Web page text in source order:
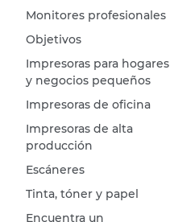
Monitores profesionales
Objetivos
Impresoras para hogares
y negocios pequeños
Impresoras de oficina
Impresoras de alta
producción
Escáneres
Tinta, tóner y papel
Encuentra un